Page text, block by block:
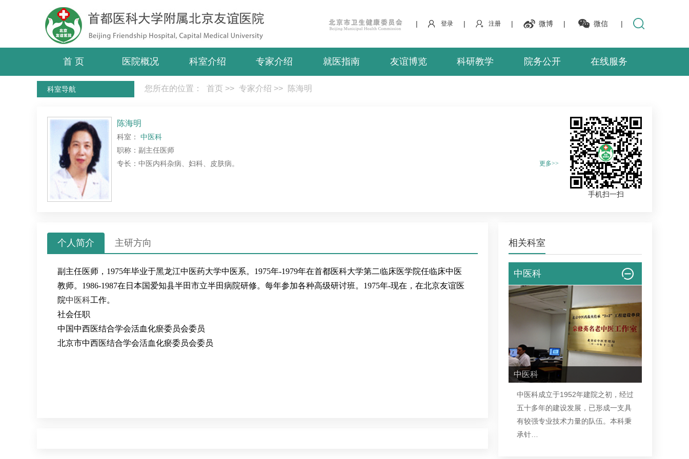
| 登录 | 注册 | 微博 | 微信 |
首 页 医院概况 科室介绍 专家介绍 就医指南 友谊博览 科研教学 院务公开 在线服务
您所在的位置： 首页 >> 专家介绍 >> 陈海明
科室导航
陈海明
科室： 中医科
职称：副主任医师
专长：中医内科杂病、妇科、皮肤病。
更多>>
手机扫一扫
个人简介 主研方向
副主任医师，1975年毕业于黑龙江中医药大学中医系。1975年-1979年在首都医科大学第二临床医学院任临床中医
教师。1986-1987在日本国爱知县半田市立半田病院研修。每年参加各种高级研讨班。1975年-现在，在北京友谊医
院中医科工作。
社会任职
中国中西医结合学会活血化瘀委员会委员
北京市中西医结合学会活血化瘀委员会委员
相关科室
中医科
中医科
中医科成立于1952年建院之初，经过
五十多年的建设发展，已形成一支具
有较强专业技术力量的队伍。本科秉
承针…